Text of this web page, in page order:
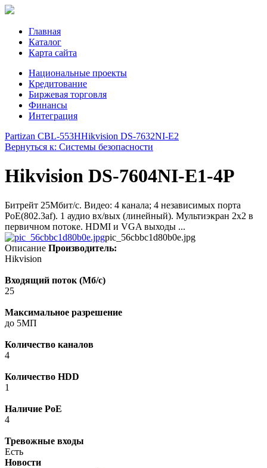
Главная
Каталог
Карта сайта
Национальные проекты
Кредитование
Биржевая торговля
Финансы
Интеграция
Partizan CBL-553HHikvision DS-7632NI-E2
Вернуться к: Системы безопасности
Hikvision DS-7604NI-E1-4P
Битрейт 25Мбит/с. Видео: 4 канала; 4 независимых порта
PoE(802.3af). 1 аудио вх/вых (линейный). Мультиэкран 2х2 в
первичном потоке. HDMI и VGA выходы ...
pic_56cbbc1d80b0e.jpg
Описание Производитель:
Hikvision
Входящий поток (Мб/с)
25
Максимальное разрешение
до 5МП
Количество каналов
4
Количество HDD
1
Наличие PoE
4
Тревожные входы
Есть
Новости